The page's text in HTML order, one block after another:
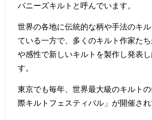
パニーズキルトと呼んでいます。
世界の各地に伝統的な柄や手法のキ
ている一方で、多くのキルト作家た
や感性で新しいキルトを製作し発表し
す。
東京でも毎年、世界最大級のキルト
際キルトフェスティバル 」が開催され